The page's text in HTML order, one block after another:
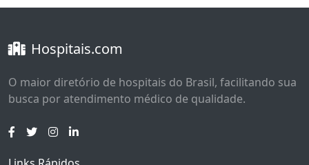
Hospitais.com
O maior diretório de hospitais do Brasil, facilitando sua
busca por atendimento médico de qualidade.